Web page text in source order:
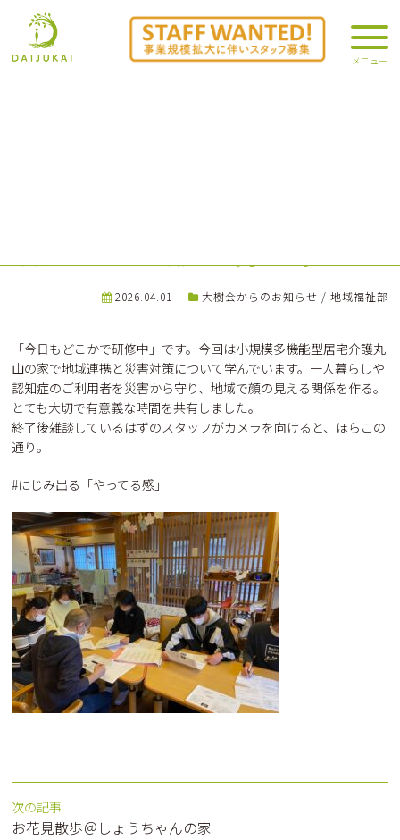
2026.04.01 大樹会からのお知らせ / 地域福祉部
「今日もどこかで研修中」です。今回は小規模多機能型居宅介護丸
山の家で地域連携と災害対策について学んでいます。一人暮らしや
認知症のご利用者を災害から守り、地域で顔の見える関係を作る。
とても大切で有意義な時間を共有しました。
終了後雑談しているはずのスタッフがカメラを向けると、ほらこの
通り。
#にじみ出る「やってる感」
次の記事
お花見散歩＠しょうちゃんの家